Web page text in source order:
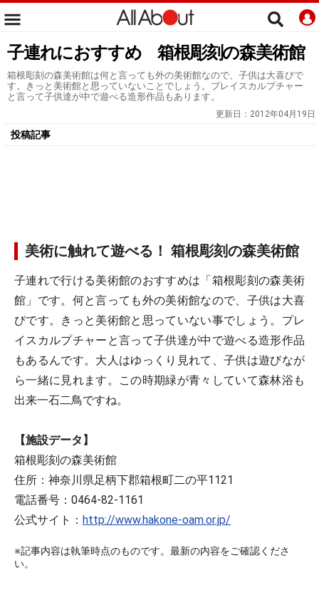
子連れにおすすめ 箱根彫刻の森美術館
箱根彫刻の森美術館は何と言っても外の美術館なので、子供は大喜びで
す。きっと美術館と思っていないことでしょう。プレイスカルプチャー
と言って子供達が中で遊べる造形作品もあります。
更新日： 2012年04月19日
投稿記事
美術に触れて遊べる！ 箱根彫刻の森美術館
子連れで行ける美術館のおすすめは「箱根彫刻の森美術
館」です。何と言っても外の美術館なので、子供は大喜
びです。きっと美術館と思っていない事でしょう。プレ
イスカルプチャーと言って子供達が中で遊べる造形作品
もあるんです。大人はゆっくり見れて、子供は遊びなが
ら一緒に見れます。この時期緑が青々していて森林浴も
出来一石二鳥ですね。
【施設データ】
箱根彫刻の森美術館
住所：神奈川県足柄下郡箱根町二の平1121
電話番号：0464-82-1161
公式サイト： http://www.hakone-oam.or.jp/
※記事内容は執筆時点のものです。最新の内容をご確認くださ
い。